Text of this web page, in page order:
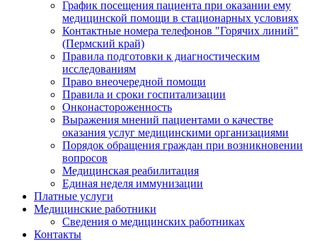
График посещения пациента при оказании ему
медицинской помощи в стационарных условиях
Контактные номера телефонов "Горячих линий"
(Пермский край)
Правила подготовки к диагностическим
исследованиям
Право внеочередной помощи
Правила и сроки госпитализации
Онконастороженность
Выражения мнений пациентами о качестве
оказания услуг медицинскими организациями
Порядок обращения граждан при возникновении
вопросов
Медицинская реабилитация
Единая неделя иммунизации
Платные услуги
Медицинские работники
Сведения о медицинских работниках
Контакты